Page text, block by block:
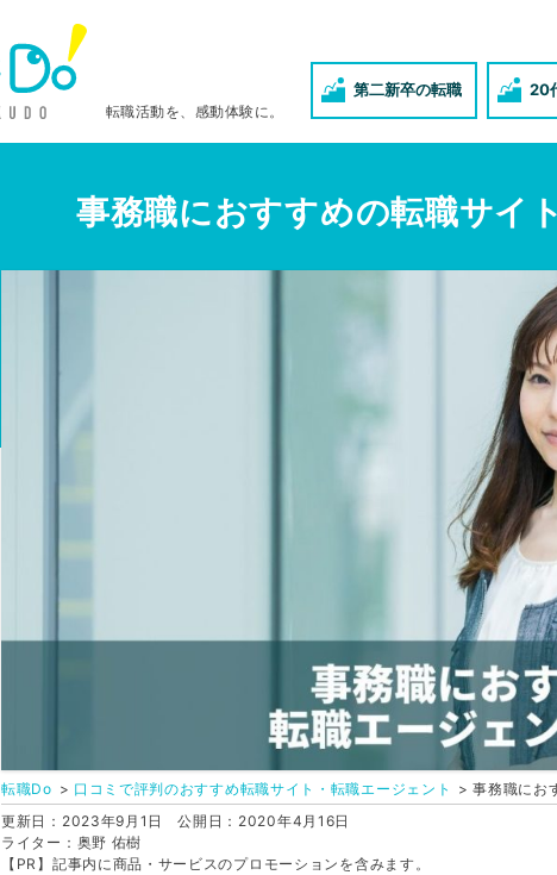
転職活動を、感動体験に。
第二新卒の転職 20
事務職におすすめの転職サイ
転職Do 口コミで評判のおすすめ転職サイト・転職エージェント
事務職にお
更新日：2023年9月1日
公開日：2020年4月16日
ライター：奥野 佑樹
【PR】記事内に商品・サービスのプロモーションを含みます。